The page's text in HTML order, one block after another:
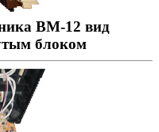
ВМ-12 вид
блоком